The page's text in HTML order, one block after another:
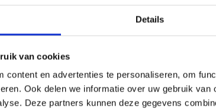
Details
van cookies
content en advertenties te personaliseren, om
Ook delen we informatie over uw gebruik
Deze partners kunnen deze gegevens